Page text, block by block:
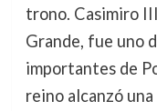
trono. Casimiro
Grande, fue uno
importantes de
reino alcanzó